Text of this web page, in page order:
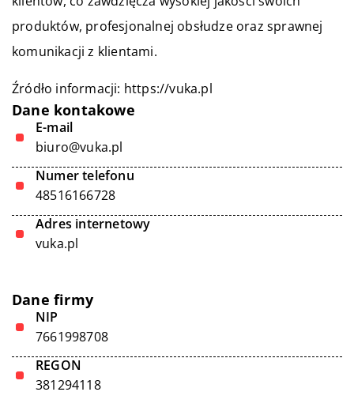
produktów, profesjonalnej obsłudze oraz sprawnej
komunikacji z klientami.
Źródło informacji: https://vuka.pl
Dane kontakowe
E-mail
biuro@vuka.pl
Numer telefonu
48516166728
Adres internetowy
vuka.pl
Dane firmy
NIP
7661998708
REGON
381294118